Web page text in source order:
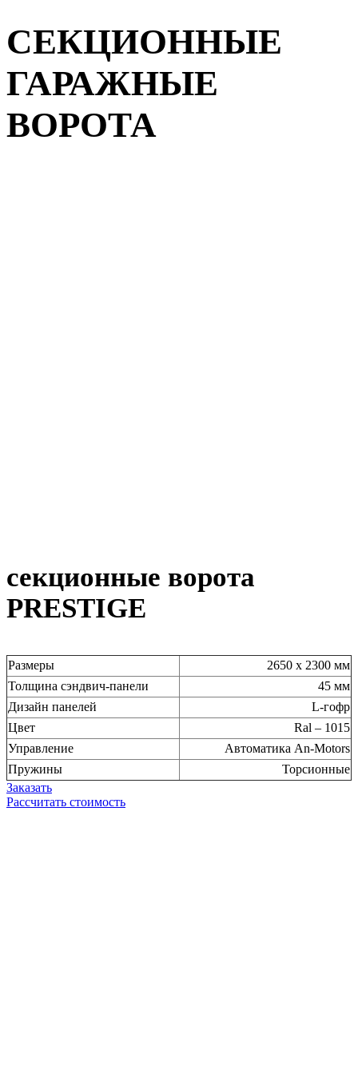
СЕКЦИОННЫЕ
ГАРАЖНЫЕ
ВОРОТА
секционные ворота
PRESTIGE
Размеры
2650 х 2300 мм
Толщина сэндвич-панели
45 мм
Дизайн панелей
L-гофр
Цвет
Ral – 1015
Управление
Автоматика An-Motors
Пружины
Торсионные
Заказать
Рассчитать стоимость